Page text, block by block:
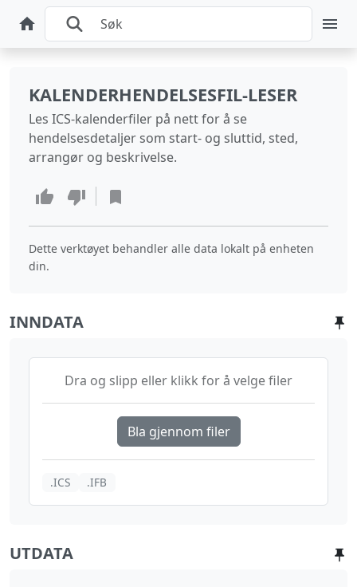
KALENDERHENDELSESFIL-LESER
Les ICS-kalenderfiler på nett for å se
hendelsesdetaljer som start- og sluttid, sted,
arrangør og beskrivelse.
Dette verktøyet behandler alle data lokalt på enheten
din.
INNDATA
Dra og slipp eller klikk for å velge filer
Bla gjennom filer
.ICS .IFB
UTDATA